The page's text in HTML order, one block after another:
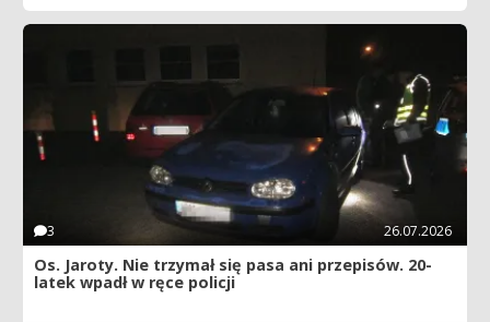
3 26.07.2026
Os. Jaroty. Nie trzymał się pasa ani przepisów. 20-
latek wpadł w ręce policji